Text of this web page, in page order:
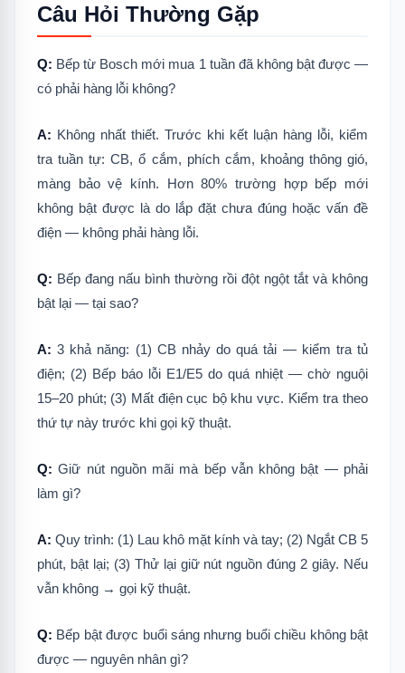
Câu Hỏi Thường Gặp
Q: Bếp từ Bosch mới mua 1 tuần đã không bật được —
có phải hàng lỗi không?
A: Không nhất thiết. Trước khi kết luận hàng lỗi, kiểm
tra tuần tự: CB, ổ cắm, phích cắm, khoảng thông gió,
màng bảo vệ kính. Hơn 80% trường hợp bếp mới
không bật được là do lắp đặt chưa đúng hoặc vấn đề
điện — không phải hàng lỗi.
Q: Bếp đang nấu bình thường rồi đột ngột tắt và không
bật lại — tại sao?
A:3 khả năng: (1) CB nhảy do quá tải — kiểm tra tủ
điện; (2) Bếp báo lỗi E1/E5 do quá nhiệt — chờ nguội
15–20 phút; (3) Mất điện cục bộ khu vực. Kiểm tra theo
thứ tự này trước khi gọi kỹ thuật.
Q:Giữ nút nguồn mãi mà bếp vẫn không bật — phải
làm gì?
A: Quy trình: (1) Lau khô mặt kính và tay; (2) Ngắt CB 5
phút, bật lại; (3) Thử lại giữ nút nguồn đúng 2 giây. Nếu
vẫn không → gọi kỹ thuật.
Q: Bếp bật được buổi sáng nhưng buổi chiều không bật
được — nguyên nhân gì?